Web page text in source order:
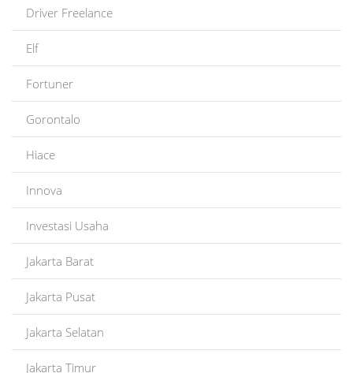
Driver Freelance
Elf
Fortuner
Gorontalo
Hiace
Innova
Investasi Usaha
Jakarta Barat
Jakarta Pusat
Jakarta Selatan
Jakarta Timur